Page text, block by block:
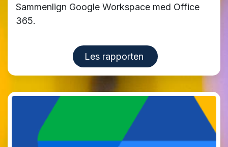
Sammenlign Google Workspace med Office
365.
Les rapporten